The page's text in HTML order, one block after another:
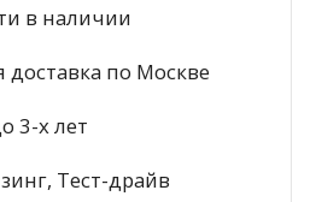
в наличии
доставка по Москве
3-х лет
Тест-драйв